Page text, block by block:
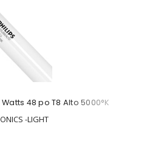
48 po T8 Alto 5000°K
-LIGHT